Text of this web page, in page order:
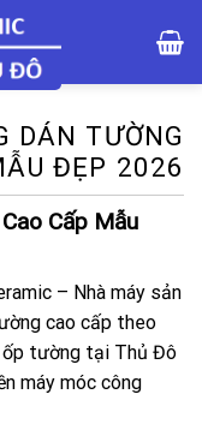
DÁN TƯỜNG
ĐẸP 2026
Cấp Mẫu
– Nhà máy sản
cao cấp theo
ốp tường tại Thủ Đô
máy móc công